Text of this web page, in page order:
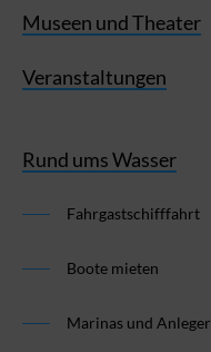
Museen und Theater
Veranstaltungen
Rund ums Wasser
Fahrgastschifffahrt
Boote mieten
Marinas und Anleger